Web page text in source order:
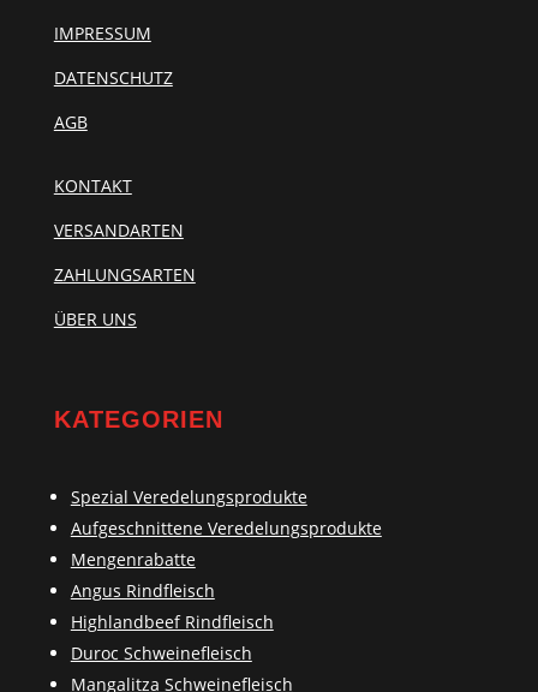
IMPRESSUM
DATENSCHUTZ
AGB
KONTAKT
VERSANDARTEN
ZAHLUNGSARTEN
ÜBER UNS
KATEGORIEN
Spezial Veredelungsprodukte
Aufgeschnittene Veredelungsprodukte
Mengenrabatte
Angus Rindfleisch
Highlandbeef Rindfleisch
Duroc Schweinefleisch
Mangalitza Schweinefleisch